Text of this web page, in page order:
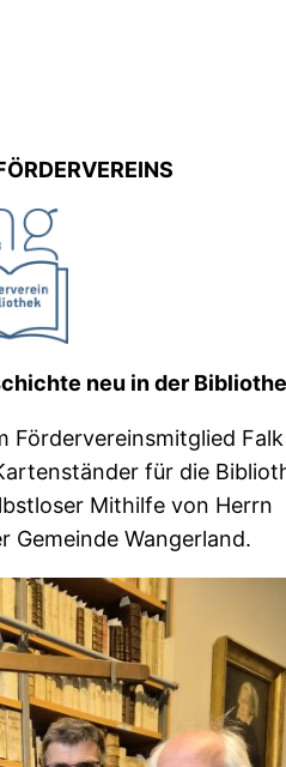
neu in der
Fördervereinsmitglied
für die
Mithilfe von Herrn
Gemeinde Wangerland.